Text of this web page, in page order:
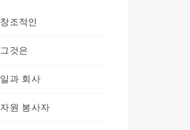
창조적인
그것은
일과 회사
자원 봉사자